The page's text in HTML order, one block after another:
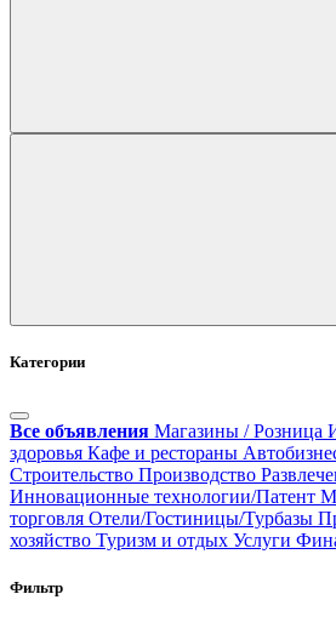
Категории
Все объявления Магазины / Розница
здоровья Кафе и рестораны
Строительство Производство
Инновационные технологии/Патент
торговля Отели/Гостиницы/Турбазы
хозяйство Туризм и отдых Услуги
Фильтр